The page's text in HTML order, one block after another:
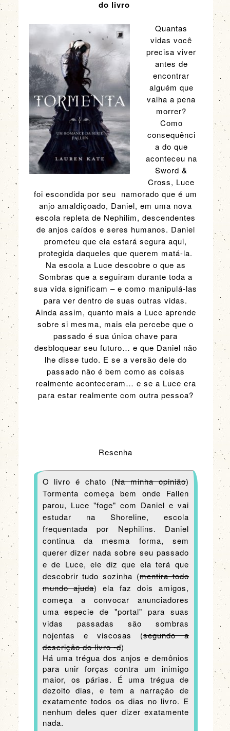
do livro
Quantas
vidas você
precisa viver
antes de
encontrar
alguém que
valha a pena
morrer?
Como
consequênci
a do que
aconteceu na
Sword &
Cross, Luce
foi escondida por seu namorado que é um
anjo amaldiçoado, Daniel, em uma nova
escola repleta de Nephilim, descendentes
de anjos caídos e seres humanos. Daniel
prometeu que ela estará segura aqui,
protegida daqueles que querem matá-la.
Na escola a Luce descobre o que as
Sombras que a seguiram durante toda a
sua vida significam – e como manipulá-las
para ver dentro de suas outras vidas.
Ainda assim, quanto mais a Luce aprende
sobre si mesma, mais ela percebe que o
passado é sua única chave para
desbloquear seu futuro… e que Daniel não
lhe disse tudo. E se a versão dele do
passado não é bem como as coisas
realmente aconteceram… e se a Luce era
para estar realmente com outra pessoa?
Resenha
O livro é chato (Na minha opinião)
Tormenta começa bem onde Fallen
parou, Luce "foge" com Daniel e vai
estudar na Shoreline, escola
frequentada por Nephilins. Daniel
continua da mesma forma, sem
querer dizer nada sobre seu passado
e de Luce, ele diz que ela terá que
descobrir tudo sozinha (mentira todo
mundo ajuda) ela faz dois amigos,
começa a convocar anunciadores
uma especie de "portal" para suas
vidas passadas são sombras
nojentas e viscosas (segundo a
descrição do livro -d)
Há uma trégua dos anjos e demônios
para unir forças contra um inimigo
maior, os párias. É uma trégua de
dezoito dias, e tem a narração de
exatamente todos os dias no livro. E
nenhum deles quer dizer exatamente
nada.